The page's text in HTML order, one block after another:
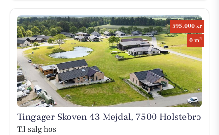
595.000 kr
0 m2
Tingager Skoven 43 Mejdal, 7500 Holstebro
Til salg hos